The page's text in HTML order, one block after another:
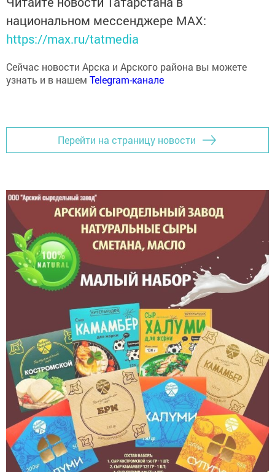
национальном мессенджере MАХ:
https://max.ru/tatmedia
Сейчас новости Арска и Арского района вы можете
узнать и в нашем Telegram-канале
Перейти на страницу новости